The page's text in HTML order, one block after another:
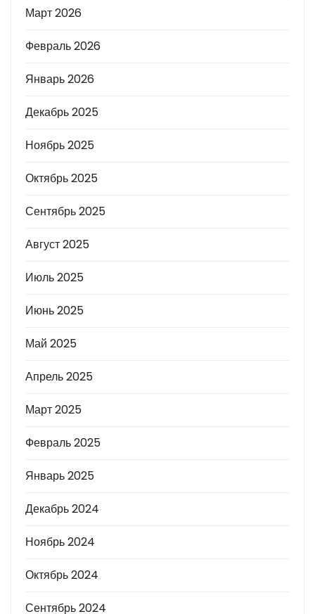
Март 2026
Февраль 2026
Январь 2026
Декабрь 2025
Ноябрь 2025
Октябрь 2025
Сентябрь 2025
Август 2025
Июль 2025
Июнь 2025
Май 2025
Апрель 2025
Март 2025
Февраль 2025
Январь 2025
Декабрь 2024
Ноябрь 2024
Октябрь 2024
Сентябрь 2024